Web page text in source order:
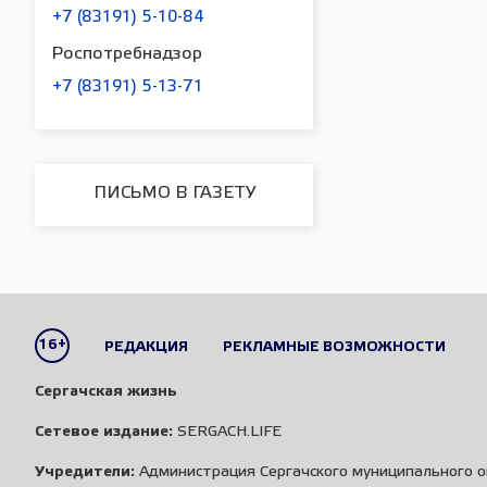
+7 (83191) 5-10-84
Роспотребнадзор
+7 (83191) 5-13-71
ПИСЬМО В ГАЗЕТУ
16+ РЕДАКЦИЯ РЕКЛАМНЫЕ ВОЗМОЖНОСТИ
Сергачская жизнь
Сетевое издание: SERGACH.LIFE
Учредители: Администрация Сергачского муниципального